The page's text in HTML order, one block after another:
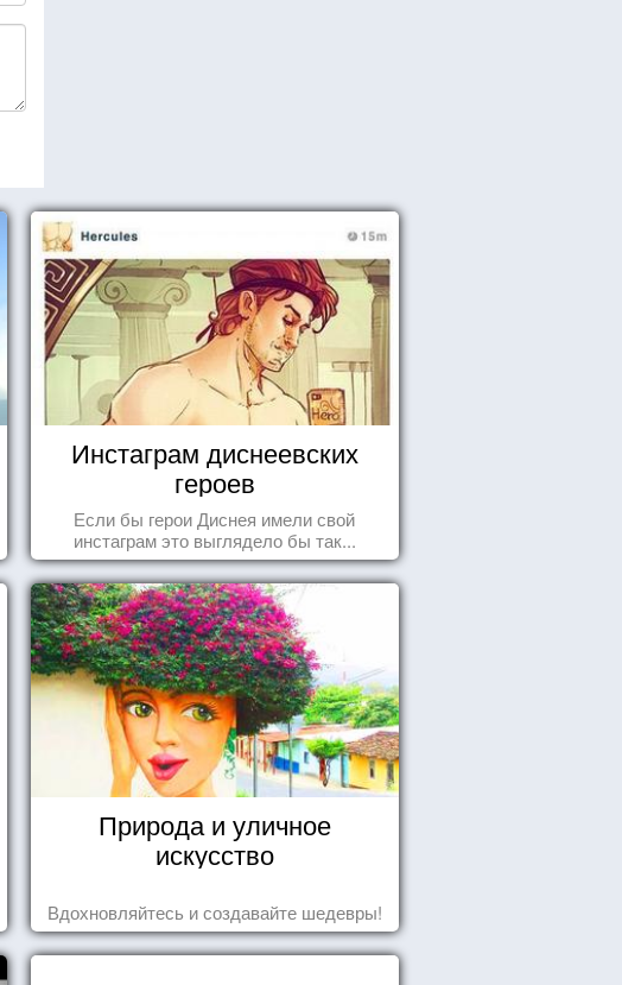
Инстаграм диснеевских
героев
Если бы герои Диснея имели свой
инстаграм это выглядело бы так...
Природа и уличное
искусство
Вдохновляйтесь и создавайте шедевры!